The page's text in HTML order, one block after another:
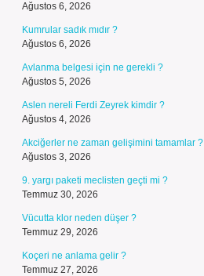
Ağustos 6, 2026
Kumrular sadık mıdır ?
Ağustos 6, 2026
Avlanma belgesi için ne gerekli ?
Ağustos 5, 2026
Aslen nereli Ferdi Zeyrek kimdir ?
Ağustos 4, 2026
Akciğerler ne zaman gelişimini tamamlar ?
Ağustos 3, 2026
9. yargı paketi meclisten geçti mi ?
Temmuz 30, 2026
Vücutta klor neden düşer ?
Temmuz 29, 2026
Koçeri ne anlama gelir ?
Temmuz 27, 2026